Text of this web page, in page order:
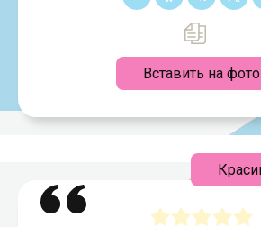
Вставить на фото